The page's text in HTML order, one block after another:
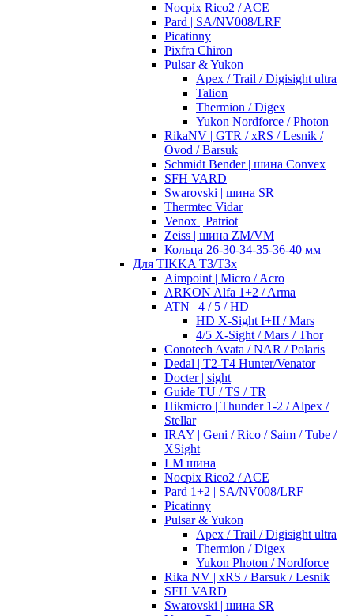
Nocpix Rico2 / ACE
Pard | SA/NV008/LRF
Picatinny
Pixfra Chiron
Pulsar & Yukon
Apex / Trail / Digisight ultra
Talion
Thermion / Digex
Yukon Nordforce / Photon
RikaNV | GTR / xRS / Lesnik /
Ovod / Barsuk
Schmidt Bender | шина Convex
SFH VARD
Swarovski | шина SR
Thermtec Vidar
Venox | Patriot
Zeiss | шина ZM/VM
Кольца 26-30-34-35-36-40 мм
Для TIKKA T3/T3x
Aimpoint | Micro / Acro
ARKON Alfa 1+2 / Arma
ATN | 4 / 5 / HD
HD X-Sight I+II / Mars
4/5 X-Sight / Mars / Thor
Conotech Avata / NAR / Polaris
Dedal | T2-T4 Hunter/Venator
Docter | sight
Guide TU / TS / TR
Hikmicro | Thunder 1-2 / Alpex /
Stellar
IRAY | Geni / Rico / Saim / Tube /
XSight
LM шина
Nocpix Rico2 / ACE
Pard 1+2 | SA/NV008/LRF
Picatinny
Pulsar & Yukon
Apex / Trail / Digisight ultra
Thermion / Digex
Yukon Photon / Nordforce
Rika NV | xRS / Barsuk / Lesnik
SFH VARD
Swarovski | шина SR